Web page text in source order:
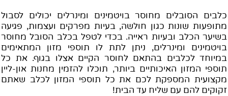
הסובלים מחוסר בויטמינים ומינרלים יכולים לסבול
שונות כגון חולשה, בעיות מפרקים ועצמות, פגיעה
הכלב ובעיות ראייה. בכדי לטפל בכלב הסובל מחוסר
ומינרלים, ניתן לתת לו תוספי מזון המתאימים
לכלבים בהתאם לחוסר הקיים אצלו בגוף. את כל
המזון האיכותיים ביותר, תוכלו להזמין מחנות און-ליין
המספקת לכם את כל תוספי המזון לכלב שאתם
להם עם שליח עד הבית!